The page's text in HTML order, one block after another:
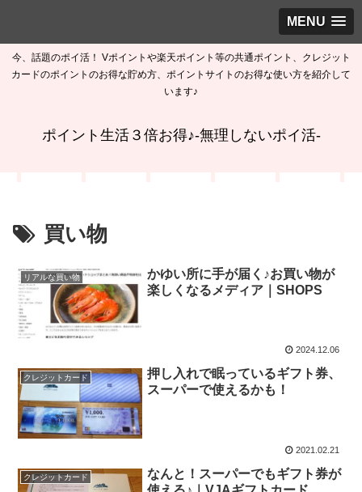
MENU
今、話題のポイ活！ Vポイントや楽天ポイント等の共通ポイント、クレジット
カードのポイントのお得な貯め方、ポイントサイトのお得な使い方を紹介して
います♪
ポイント生活３倍お得♪-無理しないポイ活-
買い物
リアルな買い物
かゆい所に手が届く♪お買い物が
楽しくなるメディア｜SHOPS
2024.12.06
クレジットカード
押し入れで眠っているギフト券、
スーパーで使えるかも！
2021.02.21
クレジットカード
なんと！スーパーでもギフト券が